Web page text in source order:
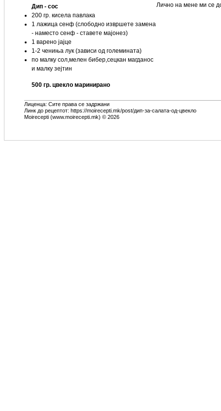
Дип - сос
200 гр. кисела павлака
1 лажица сенф (слободно извршете замена
- наместо сенф - ставете мајонез)
1 варено јајце
1-2 чениња лук (зависи од големината)
по малку сол,мелен бибер,сецкан магданос
и малку зејтин
500 гр. цвекло маринирано
Лично на мене ми се
Лиценца: Сите права се задржани
Линк до рецептот: https://moirecepti.mk/post/дип-за-салата-од-цвекло
Moirecepti (www.moirecepti.mk) © 2026